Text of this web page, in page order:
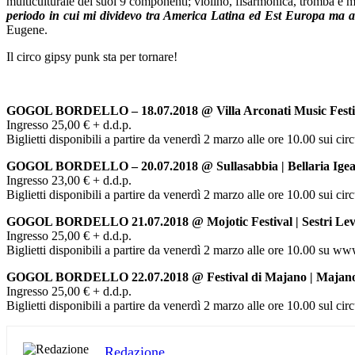
periodo in cui mi dividevo tra America Latina ed Est Europa ma
Eugene.
Il circo gipsy punk sta per tornare!
GOGOL BORDELLO – 18.07.2018 @ Villa Arconati Music
Ingresso 25,00 € + d.d.p.
Biglietti disponibili a partire da venerdì 2 marzo alle ore 10.00 sui
GOGOL BORDELLO – 20.07.2018 @ Sullasabbia | Bellaria
Ingresso 23,00 € + d.d.p.
Biglietti disponibili a partire da venerdì 2 marzo alle ore 10.00 sui
GOGOL BORDELLO 21.07.2018 @ Mojotic Festival | Sestri
Ingresso 25,00 € + d.d.p.
Biglietti disponibili a partire da venerdì 2 marzo alle ore 10.00 su
GOGOL BORDELLO 22.07.2018 @ Festival di Majano |
Ingresso 25,00 € + d.d.p.
Biglietti disponibili a partire da venerdì 2 marzo alle ore 10.00 sul
Redazione